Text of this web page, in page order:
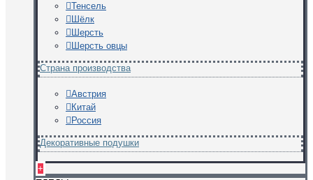
Тенсель
Шёлк
Шерсть
Шерсть овцы
Страна производства
Австрия
Китай
Россия
Декоративные подушки
+